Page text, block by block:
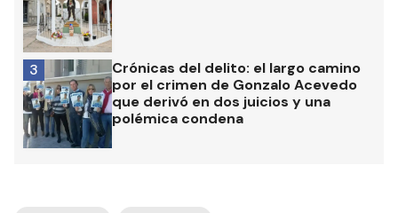
Crónicas del delito: el largo camino
por el crimen de Gonzalo Acevedo
que derivó en dos juicios y una
polémica condena
3